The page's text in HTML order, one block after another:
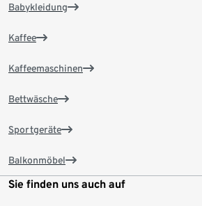
Babykleidung
Kaffee
Kaffeemaschinen
Bettwäsche
Sportgeräte
Balkonmöbel
Sie finden uns auch auf